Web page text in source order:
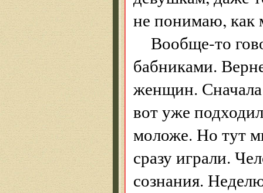
не понимаю, как
Вообще-то
бабниками.
женщин.
вот уже
моложе. Но тут
сразу играли.
сознания.